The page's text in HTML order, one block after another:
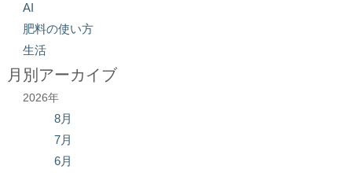
AI
肥料の使い方
生活
月別アーカイブ
2026年
8月
7月
6月